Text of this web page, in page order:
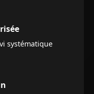
systématique